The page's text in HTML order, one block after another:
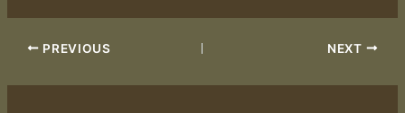
PREVIOUS NEXT